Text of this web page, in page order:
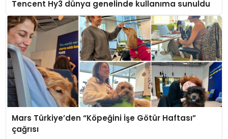
Tencent Hy3 dünya genelinde kullanıma sunuldu
Mars Türkiye’den “Köpeğini İşe Götür Haftası”
çağrısı